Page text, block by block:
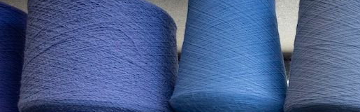
toegestaan
of
geweigerd.